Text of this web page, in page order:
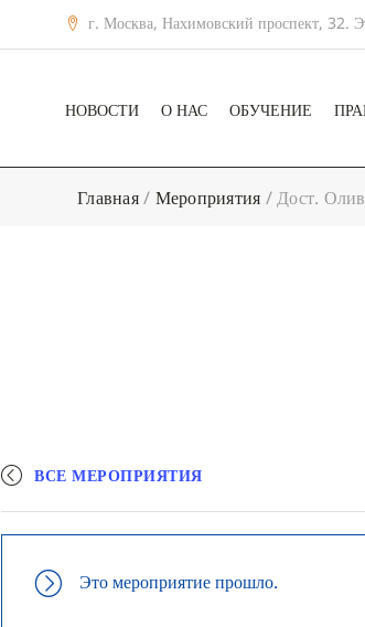
г. Москва, Нахимовский проспект, 32.
НОВОСТИ О НАС ОБУЧЕНИЕ
Главная/ Мероприятия /Дост.
ВСЕ МЕРОПРИЯТИЯ
Это мероприятие прошло.